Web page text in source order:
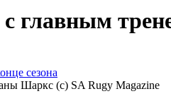
Шаркс (c) SA Rugy Magazine